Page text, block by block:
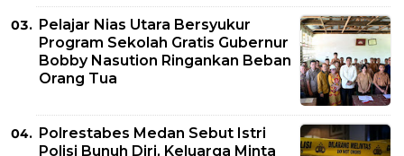
Pelajar Nias Utara Bersyukur
Program Sekolah Gratis Gubernur
Bobby Nasution Ringankan Beban
Orang Tua
Polrestabes Medan Sebut Istri
Polisi Bunuh Diri, Keluarga Minta